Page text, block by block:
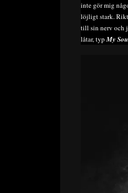
inte gör mig
löjligt stark.
till sin nerv och
låtar, typMy